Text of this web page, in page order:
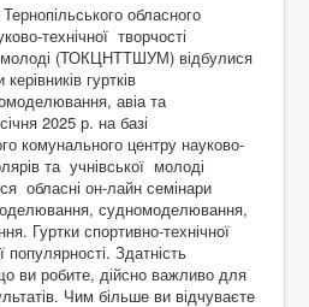
обласного
технічної творчості
молоді (ТОКЦНТТШУМ) відбулися
гуртків
авіа та
2025 р. на базі
комунального центру науково-
та учнівської молоді
обласні он-лайн семінари
судномоделювання,
Гуртки спортивно-технічної
популярності. Здатність
ви робите, дійсно важливо для
Чим більше ви відчуваєте